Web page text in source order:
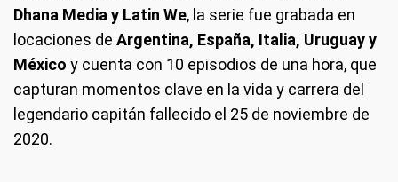
Dhana Media y Latin We, la serie fue grabada en
locaciones de Argentina, España, Italia, Uruguay y
México y cuenta con 10 episodios de una hora, que
capturan momentos clave en la vida y carrera del
legendario capitán fallecido el 25 de noviembre de
2020.